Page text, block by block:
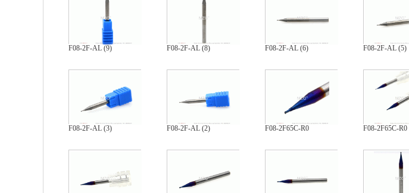
F08-2F-AL (9) F08-2F-AL (8) F08-2F-AL (6) F08-2F-AL (5)
F08-2F-AL (3) F08-2F-AL (2) F08-2F65C-R0 F08-2F65C-R0